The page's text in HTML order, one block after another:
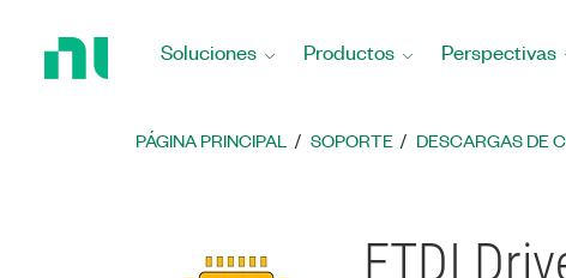
Soluciones Productos Perspectivas
PÁGINA PRINCIPAL SOPORTE DESCARGAS DE
FTDI